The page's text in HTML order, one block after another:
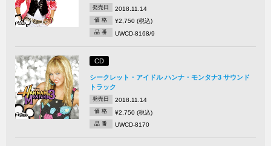
発売日 2018.11.14
価 格 ¥2,750 (税込)
品 番 UWCD-8168/9
CD
シークレット・アイドル ハンナ・モンタナ3 サウンド
トラック
発売日 2018.11.14
価 格 ¥2,750 (税込)
品 番 UWCD-8170